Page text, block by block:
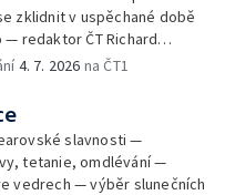
zklidnit v uspěchané době
redaktor ČT Richard
4. 7. 2026 na ČT1
slavnosti —
tetanie, omdlévání —
vedrech — výběr slunečních